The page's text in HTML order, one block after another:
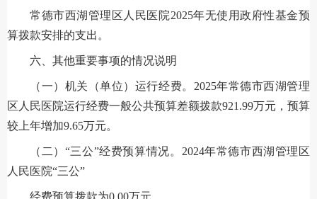
常德市西湖管理区人民医院2025年无使用政府性基金预
算拨款安排的支出。
六、其他重要事项的情况说明
（一）机关（单位）运行经费。2025年常德市西湖管理
区人民医院运行经费一般公共预算差额拨款921.99万元，预算
较上年增加9.65万元。
（二）“三公”经费预算情况。2024年常德市西湖管理区
人民医院“三公”
经费预算拨款为0.00万元。